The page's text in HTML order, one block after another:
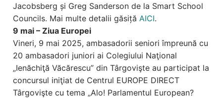
Jacobsberg și Greg Sanderson de la Smart School
Councils. Mai multe detalii găsiță AICI.
9 mai – Ziua Europei
Vineri, 9 mai 2025, ambasadorii seniori împreună cu
20 ambasadori juniori ai Colegiului Naţional
„Ienăchiţă Văcărescu” din Târgovişte au participat la
concursul iniţiat de Centrul EUROPE DIRECT
Târgovişte cu tema „Alo! Parlamentul European?